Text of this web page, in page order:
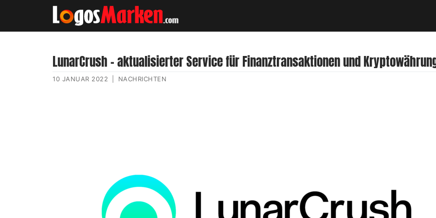
LunarCrush – aktualisierter Service für Finanztransaktionen und
10 JANUAR 2022 NACHRICHTEN